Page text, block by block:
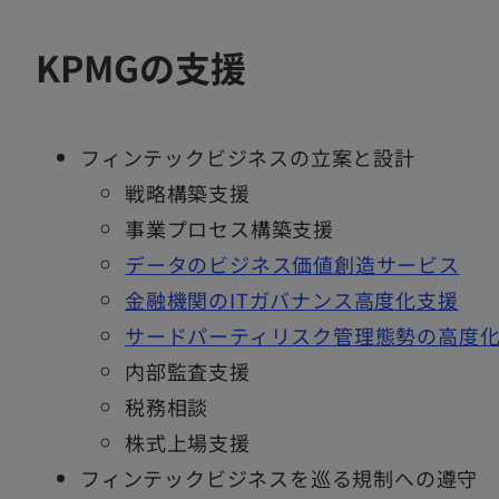
KPMGの支援
フィンテックビジネスの立案と設計
戦略構築支援
事業プロセス構築支援
データのビジネス価値創造サービス
金融機関のITガバナンス高度化支援
サードパーティリスク管理態勢の高度
内部監査支援
税務相談
株式上場支援
フィンテックビジネスを巡る規制への遵守